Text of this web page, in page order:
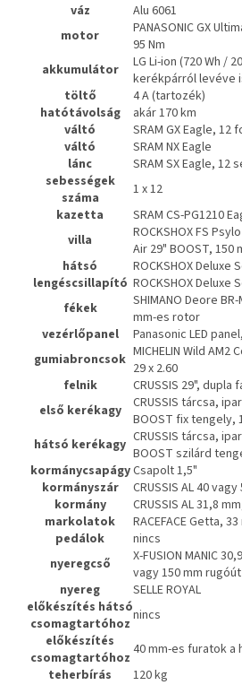
váz
Alu 6061
motor
PANASONIC GX
95 Nm
akkumulátor
LG Li-ion (720 Wh /
kerékpárról levéve
töltő
4 A (tartozék)
hatótávolság
akár 170 km
váltó
SRAM GX Eagle, 12
váltó
SRAM NX Eagle
lánc
SRAM SX Eagle, 12
sebességek
száma
1 x 12
kazetta
SRAM CS-PG1210
villa
ROCKSHOX FS
Air 29" BOOST,
hátsó
lengéscsillapító
ROCKSHOX Deluxe
ROCKSHOX Deluxe
fékek
SHIMANO Deore
mm-es rotor
vezérlőpanel
Panasonic LED
gumiabroncsok MICHELIN Wild AM2
29 x 2.60
felnik
CRUSSIS 29",
első kerékagy
CRUSSIS tárcsa,
BOOST fix tengely,
hátsó kerékagy CRUSSIS tárcsa,
BOOST szilárd
kormánycsapágyCsapolt 1,5"
kormányszár
CRUSSIS AL 40
kormány
CRUSSIS AL 31,8
markolatok
RACEFACE Getta,
pedálok
nincs
nyeregcső
X-FUSION MANIC
vagy 150 mm rugóút
nyereg
SELLE ROYAL
előkészítés hátsó
csomagtartóhoz nincs
előkészítés
csomagtartóhoz 40 mm-es furatok
teherbírás
120 kg